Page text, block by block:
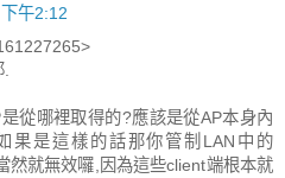
午2:12
從哪裡取得的?應該是從AP本身內
果是這樣的話那你管制LAN中的
然就無效囉,因為這些client端根本就